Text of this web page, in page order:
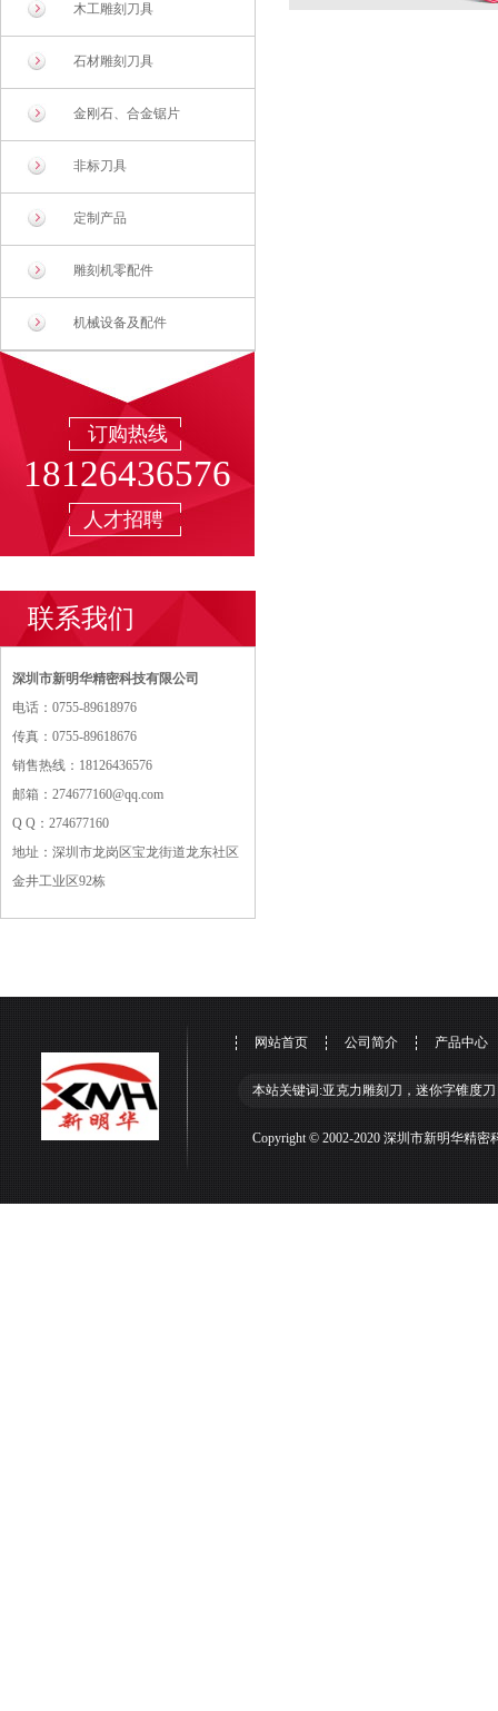
木工雕刻刀具
石材雕刻刀具
金刚石、合金锯片
非标刀具
定制产品
雕刻机零配件
机械设备及配件
订购热线
18126436576
人才招聘
联系我们
深圳市新明华精密科技有限公司
电话：0755-89618976
传真：0755-89618676
销售热线：18126436576
邮箱：274677160@qq.com
Q Q：274677160
地址：深圳市龙岗区宝龙街道龙东社区
金井工业区92栋
网站首页 公司简介 产品中心
本站关键词:亚克力雕刻刀，迷你字锥度
Copyright © 2002-2020 深圳市新明华精